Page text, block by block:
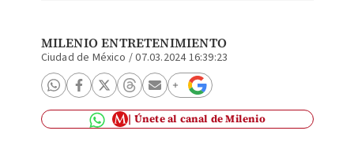
MILENIO ENTRETENIMIENTO
Ciudad de México /07.03.2024 16:39:23
Únete al canal de Milenio